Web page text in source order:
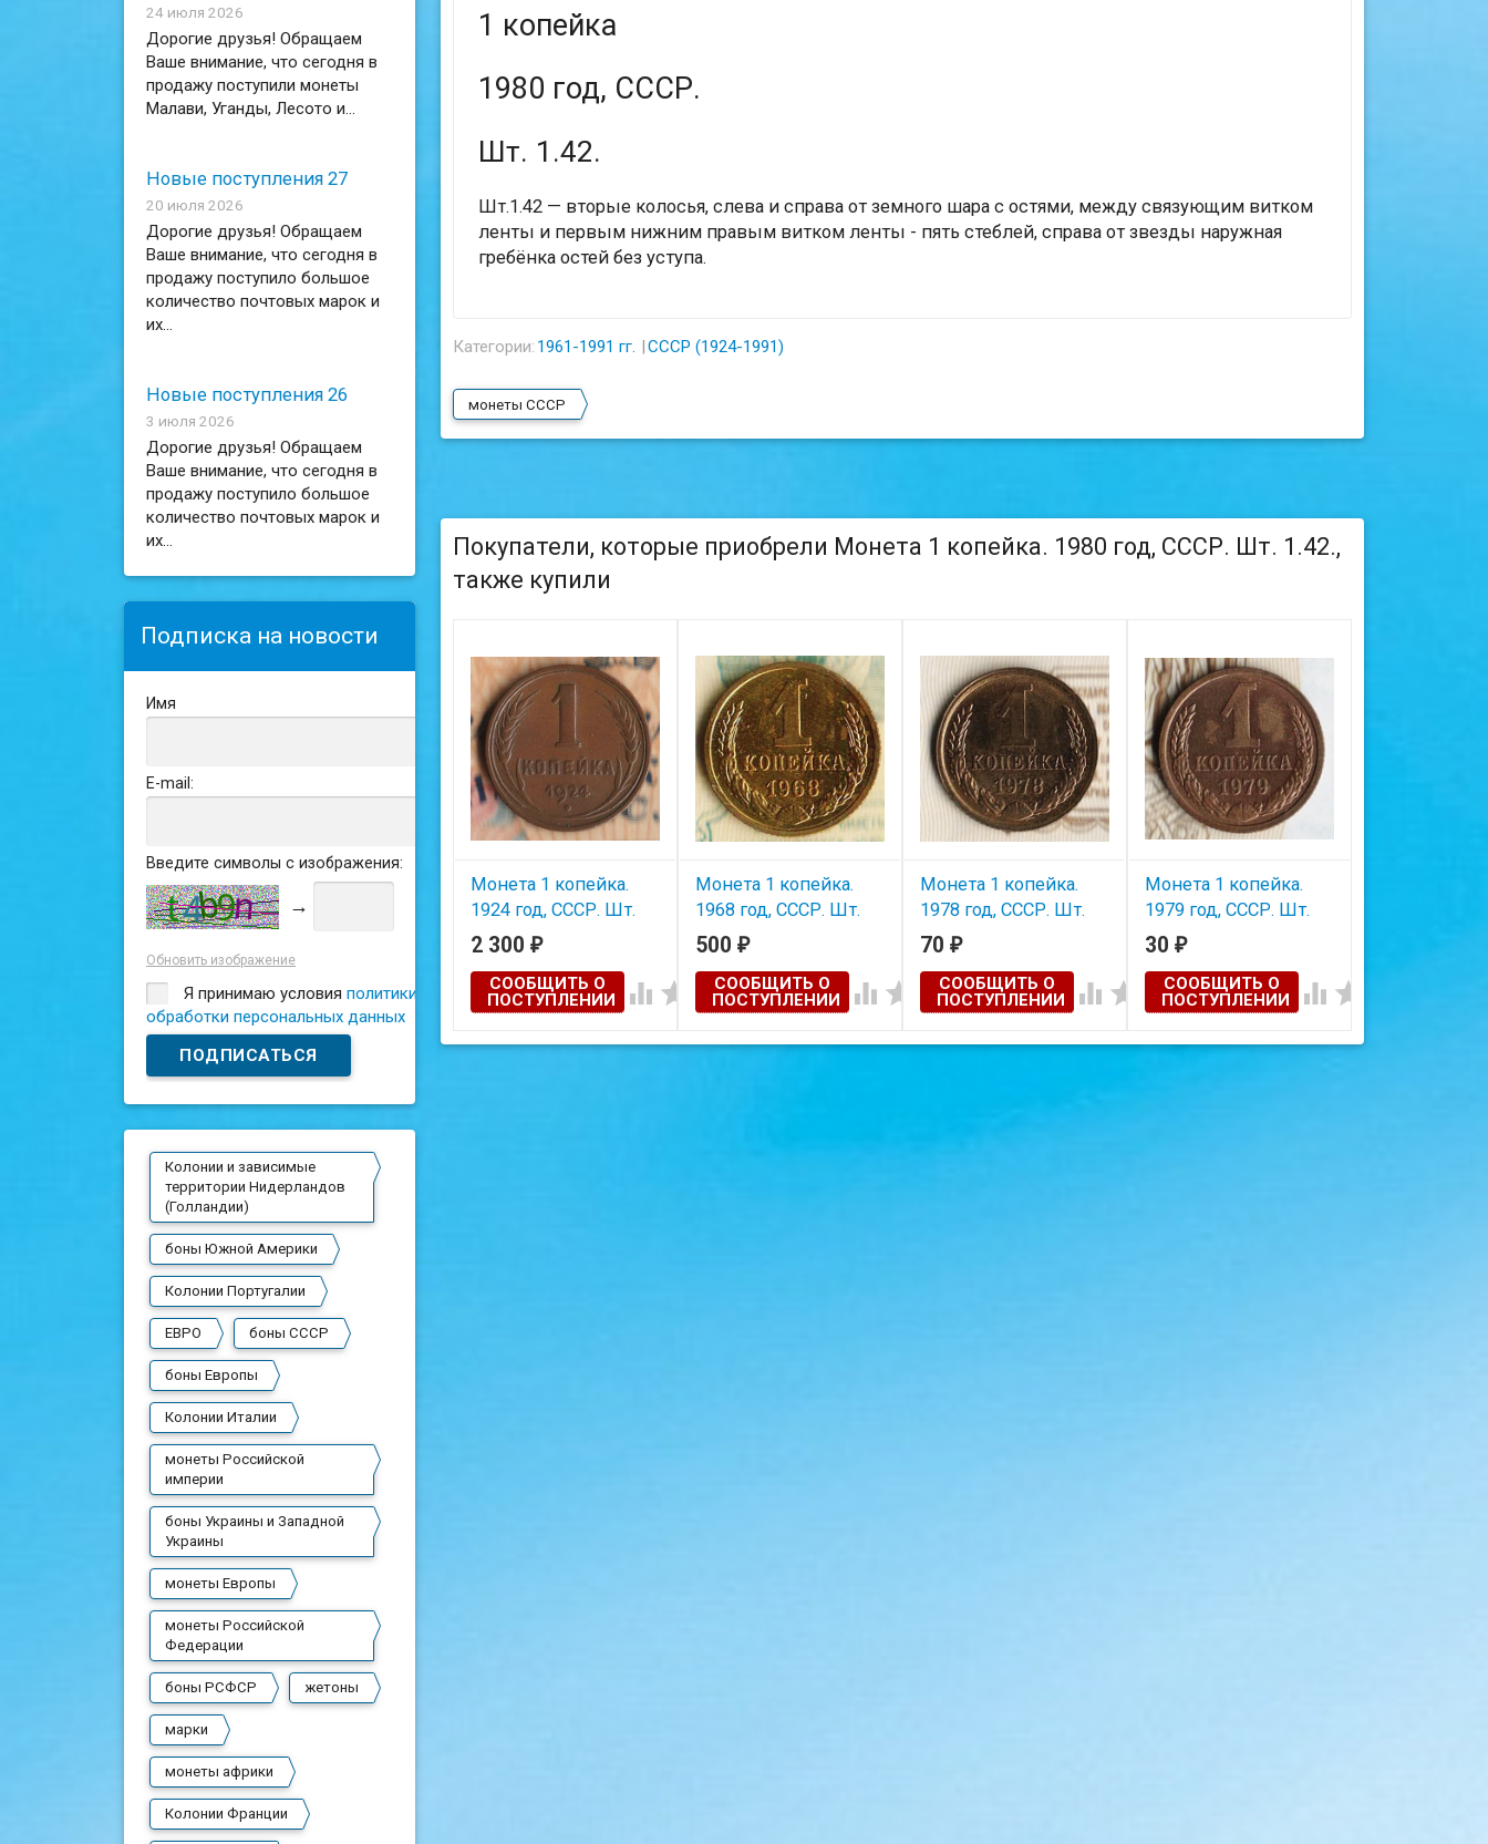
24 июля 2026
Дорогие друзья! Обращаем
Ваше внимание, что сегодня в
продажу поступили монеты
Малави, Уганды, Лесото и...
Новые поступления 27
20 июля 2026
Дорогие друзья! Обращаем
Ваше внимание, что сегодня в
продажу поступило большое
количество почтовых марок и
их...
Новые поступления 26
3 июля 2026
Дорогие друзья! Обращаем
Ваше внимание, что сегодня в
продажу поступило большое
количество почтовых марок и
их...
Подписка на новости
Имя
E-mail:
Введите символы с изображения:
→
Обновить изображение
Я принимаю условияполитики
обработки персональных данных
Колонии и зависимые
территории Нидерландов
(Голландии)
боны Южной Америки
Колонии Португалии
ЕВРО боны СССР
боны Европы
Колонии Италии
монеты Российской
империи
боны Украины и Западной
Украины
монеты Европы
монеты Российской
Федерации
боны РСФСР жетоны
марки
монеты африки
Колонии Франции
1 копейка
1980 год, СССР.
Шт. 1.42.
Шт.1.42 — вторые колосья, слева и справа от земного шара с остями, между связующим витком
ленты и первым нижним правым витком ленты - пять стеблей, справа от звезды наружная
гребёнка остей без уступа.
Категории: 1961-1991 гг. СССР (1924-1991)
монеты СССР
Покупатели, которые приобрели Монета 1 копейка. 1980 год, СССР. Шт. 1.42.,
также купили
Монета 1 копейка.
1924 год, СССР. Шт.
1.1.
2 300 ₽
СООБЩИТЬ О
ПОСТУПЛЕНИИ
 
Монета 1 копейка.
1968 год, СССР. Шт.
1.31.
500 ₽
СООБЩИТЬ О
ПОСТУПЛЕНИИ
 
Монета 1 копейка.
1978 год, СССР. Шт.
1.42.
70 ₽
СООБЩИТЬ О
ПОСТУПЛЕНИИ
 
Монета 1 копейка.
1979 год, СССР. Шт.
1.42.
30 ₽
СООБЩИТЬ О
ПОСТУПЛЕНИИ
 